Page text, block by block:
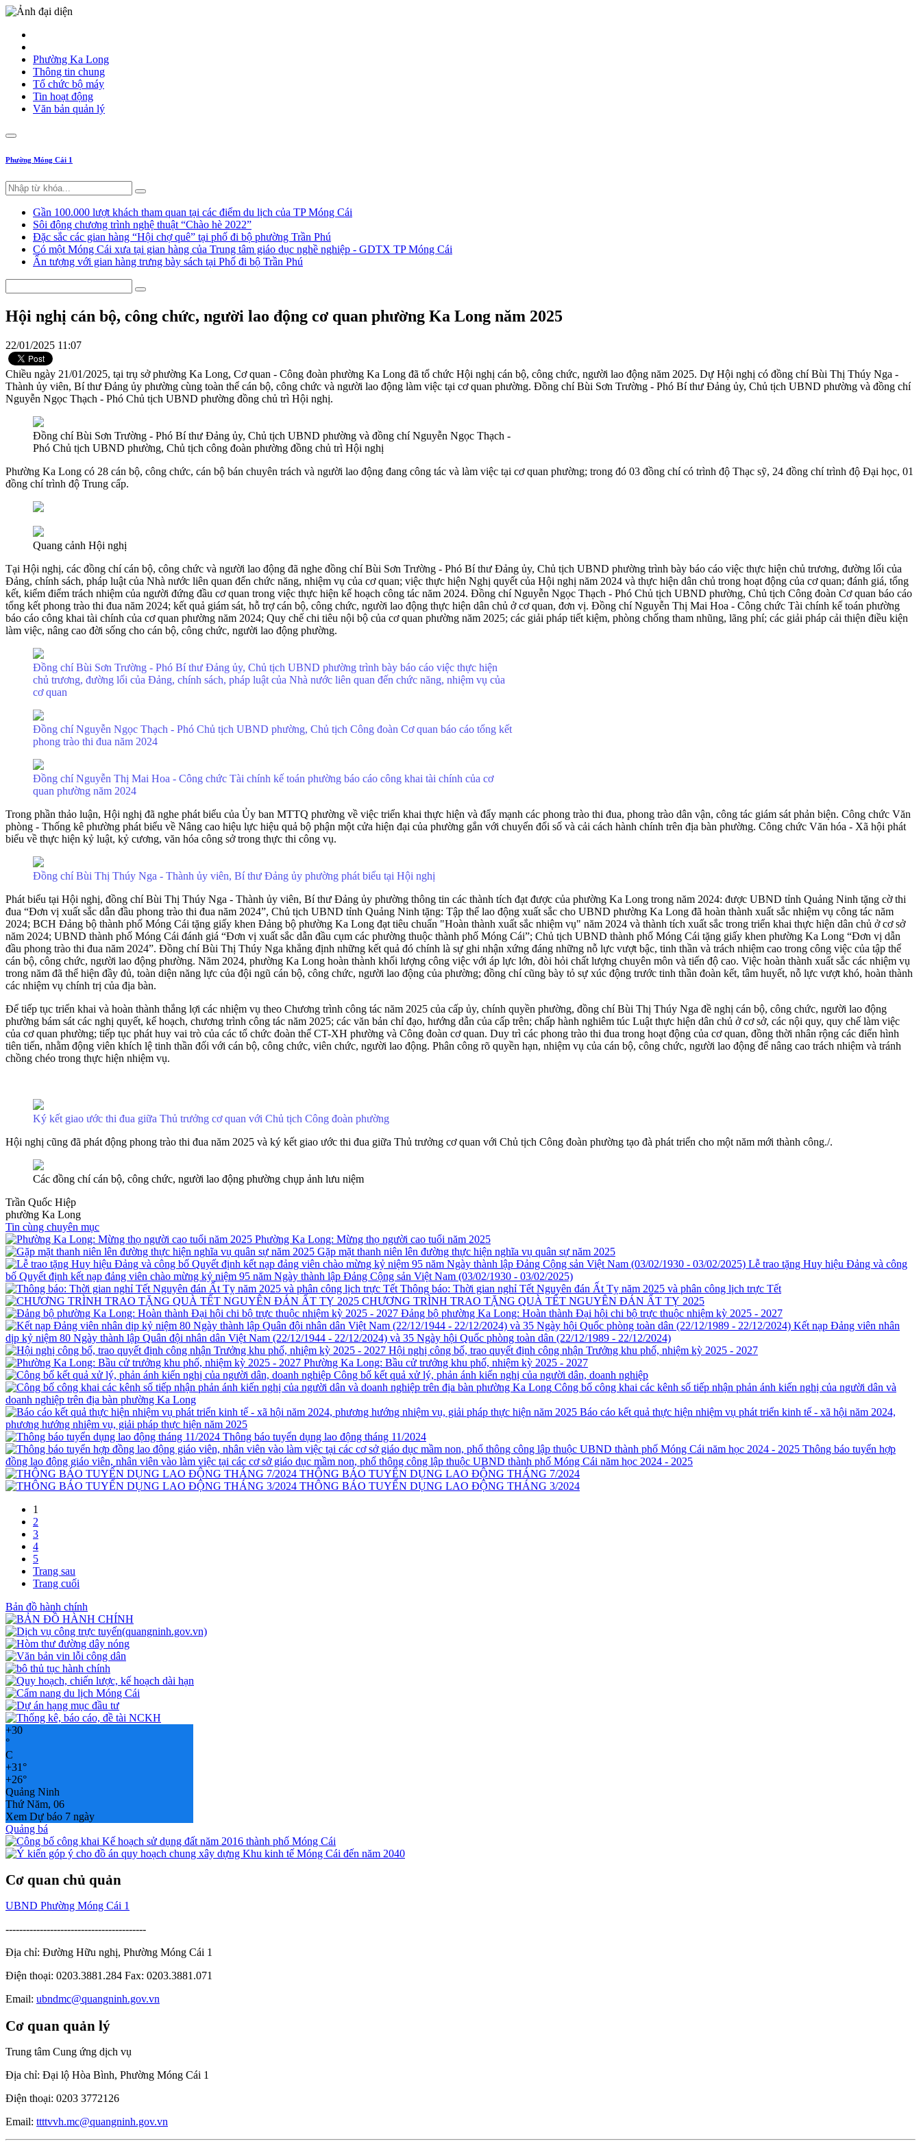
Phường Ka Long
Thông tin chung
Tổ chức bộ máy
Tin hoạt động
Văn bản quản lý
Phường Móng Cái 1
Gần 100.000 lượt khách tham quan tại các điểm du lịch của TP Móng Cái
Sôi động chương trình nghệ thuật “Chào hè 2022”
Đặc sắc các gian hàng “Hội chợ quê” tại phố đi bộ phường Trần Phú
Có một Móng Cái xưa tại gian hàng của Trung tâm giáo dục nghề nghiệp - GDTX TP Móng Cái
Ấn tượng với gian hàng trưng bày sách tại Phố đi bộ Trần Phú
Hội nghị cán bộ, công chức, người lao động cơ quan phường Ka Long năm 2025
22/01/2025 11:07
Chiều ngày 21/01/2025, tại trụ sở phường Ka Long, Cơ quan - Công đoàn phường Ka Long đã tổ chức Hội nghị cán bộ, công chức, người lao động năm 2025. Dự Hội nghị có đồng chí Bùi Thị Thúy Nga -
Thành ủy viên, Bí thư Đảng ủy phường cùng toàn thể cán bộ, công chức và người lao động làm việc tại cơ quan phường. Đồng chí Bùi Sơn Trường - Phó Bí thư Đảng ủy, Chủ tịch UBND phường và đồng chí
Nguyễn Ngọc Thạch - Phó Chủ tịch UBND phường đồng chủ trì Hội nghị.
Đồng chí Bùi Sơn Trường - Phó Bí thư Đảng ủy, Chủ tịch UBND phường và đồng chí Nguyễn Ngọc Thạch -
Phó Chủ tịch UBND phường, Chủ tịch công đoàn phường đồng chủ trì Hội nghị
Phường Ka Long có 28 cán bộ, công chức, cán bộ bán chuyên trách và người lao động đang công tác và làm việc tại cơ quan phường; trong đó 03 đồng chí có trình độ Thạc sỹ, 24 đồng chí trình độ Đại học, 01
đồng chí trình độ Trung cấp.
Quang cảnh Hội nghị
Tại Hội nghị, các đồng chí cán bộ, công chức và người lao động đã nghe đồng chí Bùi Sơn Trường - Phó Bí thư Đảng ủy, Chủ tịch UBND phường trình bày báo cáo việc thực hiện chủ trương, đường lối của
Đảng, chính sách, pháp luật của Nhà nước liên quan đến chức năng, nhiệm vụ của cơ quan; việc thực hiện Nghị quyết của Hội nghị năm 2024 và thực hiện dân chủ trong hoạt động của cơ quan; đánh giá, tổng
kết, kiểm điểm trách nhiệm của người đứng đầu cơ quan trong việc thực hiện kế hoạch công tác năm 2024. Đồng chí Nguyễn Ngọc Thạch - Phó Chủ tịch UBND phường, Chủ tịch Công đoàn Cơ quan báo cáo
tổng kết phong trào thi đua năm 2024; kết quả giám sát, hỗ trợ cán bộ, công chức, người lao động thực hiện dân chủ ở cơ quan, đơn vị. Đồng chí Nguyễn Thị Mai Hoa - Công chức Tài chính kế toán phường
báo cáo công khai tài chính của cơ quan phường năm 2024; Quy chế chi tiêu nội bộ của cơ quan phường năm 2025; các giải pháp tiết kiệm, phòng chống tham nhũng, lãng phí; các giải pháp cải thiện điều kiện
làm việc, nâng cao đời sống cho cán bộ, công chức, người lao động phường.
Đồng chí Bùi Sơn Trường - Phó Bí thư Đảng ủy, Chủ tịch UBND phường trình bày báo cáo việc thực hiện
chủ trương, đường lối của Đảng, chính sách, pháp luật của Nhà nước liên quan đến chức năng, nhiệm vụ của
cơ quan
Đồng chí Nguyễn Ngọc Thạch - Phó Chủ tịch UBND phường, Chủ tịch Công đoàn Cơ quan báo cáo tổng kết
phong trào thi đua năm 2024
Đồng chí Nguyễn Thị Mai Hoa - Công chức Tài chính kế toán phường báo cáo công khai tài chính của cơ
quan phường năm 2024
Trong phần thảo luận, Hội nghị đã nghe phát biểu của Ủy ban MTTQ phường về việc triển khai thực hiện và đẩy mạnh các phong trào thi đua, phong trào dân vận, công tác giám sát phản biện. Công chức Văn
phòng - Thống kê phường phát biểu về Nâng cao hiệu lực hiệu quả bộ phận một cửa hiện đại của phường gắn với chuyển đổi số và cải cách hành chính trên địa bàn phường. Công chức Văn hóa - Xã hội phát
biểu về thực hiện kỷ luật, kỷ cương, văn hóa công sở trong thực thi công vụ.
Đồng chí Bùi Thị Thúy Nga - Thành ủy viên, Bí thư Đảng ủy phường phát biểu tại Hội nghị
Phát biểu tại Hội nghị, đồng chí Bùi Thị Thúy Nga - Thành ủy viên, Bí thư Đảng ủy phường thông tin các thành tích đạt được của phường Ka Long trong năm 2024: được UBND tỉnh Quảng Ninh tặng cờ thi
đua “Đơn vị xuất sắc dẫn đầu phong trào thi đua năm 2024”, Chủ tịch UBND tỉnh Quảng Ninh tặng: Tập thể lao động xuất sắc cho UBND phường Ka Long đã hoàn thành xuất sắc nhiệm vụ công tác năm
2024; BCH Đảng bộ thành phố Móng Cái tặng giấy khen Đảng bộ phường Ka Long đạt tiêu chuẩn "Hoàn thành xuất sắc nhiệm vụ" năm 2024 và thành tích xuất sắc trong triển khai thực hiện dân chủ ở cơ sở
năm 2024; UBND thành phố Móng Cái đánh giá “Đơn vị xuất sắc dẫn đầu cụm các phường thuộc thành phố Móng Cái”; Chủ tịch UBND thành phố Móng Cái tặng giấy khen phường Ka Long “Đơn vị dẫn
đầu phong trào thi đua năm 2024”. Đồng chí Bùi Thị Thúy Nga khẳng định những kết quả đó chính là sự ghi nhận xứng đáng những nỗ lực vượt bậc, tinh thần và trách nhiệm cao trong công việc của tập thể
cán bộ, công chức, người lao động phường. Năm 2024, phường Ka Long hoàn thành khối lượng công việc với áp lực lớn, đòi hỏi chất lượng chuyên môn và tiến độ cao. Việc hoàn thành xuất sắc các nhiệm vụ
trong năm đã thể hiện đầy đủ, toàn diện năng lực của đội ngũ cán bộ, công chức, người lao động của phường; đồng chí cũng bày tỏ sự xúc động trước tinh thần đoàn kết, tâm huyết, nỗ lực vượt khó, hoàn thành
các nhiệm vụ chính trị của địa bàn.
Để tiếp tục triển khai và hoàn thành thắng lợi các nhiệm vụ theo Chương trình công tác năm 2025 của cấp ủy, chính quyền phường, đồng chí Bùi Thị Thúy Nga đề nghị cán bộ, công chức, người lao động
phường bám sát các nghị quyết, kế hoạch, chương trình công tác năm 2025; các văn bản chỉ đạo, hướng dẫn của cấp trên; chấp hành nghiêm túc Luật thực hiện dân chủ ở cơ sở, các nội quy, quy chế làm việc
của cơ quan phường; tiếp tục phát huy vai trò của các tổ chức đoàn thể CT-XH phường và Công đoàn cơ quan. Duy trì các phong trào thi đua trong hoạt động của cơ quan, đồng thời nhân rộng các điển hình
tiên tiến, nhằm động viên khích lệ tinh thần đối với cán bộ, công chức, viên chức, người lao động. Phân công rõ quyền hạn, nhiệm vụ của cán bộ, công chức, người lao động để nâng cao trách nhiệm và tránh
chồng chéo trong thực hiện nhiệm vụ.
Ký kết giao ước thi đua giữa Thủ trưởng cơ quan với Chủ tịch Công đoàn phường
Hội nghị cũng đã phát động phong trào thi đua năm 2025 và ký kết giao ước thi đua giữa Thủ trưởng cơ quan với Chủ tịch Công đoàn phường tạo đà phát triển cho một năm mới thành công./.
Các đồng chí cán bộ, công chức, người lao động phường chụp ảnh lưu niệm
Trần Quốc Hiệp
phường Ka Long
Tin cùng chuyên mục
Phường Ka Long: Mừng thọ người cao tuổi năm 2025
Gặp mặt thanh niên lên đường thực hiện nghĩa vụ quân sự năm 2025
Lễ trao tặng Huy hiệu Đảng và công
bố Quyết định kết nạp đảng viên chào mừng kỷ niệm 95 năm Ngày thành lập Đảng Cộng sản Việt Nam (03/02/1930 - 03/02/2025)
Thông báo: Thời gian nghỉ Tết Nguyên đán Ất Tỵ năm 2025 và phân công lịch trực Tết
CHƯƠNG TRÌNH TRAO TẶNG QUÀ TẾT NGUYÊN ĐÁN ẤT TỴ 2025
Đảng bộ phường Ka Long: Hoàn thành Đại hội chi bộ trực thuộc nhiệm kỳ 2025 - 2027
Kết nạp Đảng viên nhân
dịp kỷ niệm 80 Ngày thành lập Quân đội nhân dân Việt Nam (22/12/1944 - 22/12/2024) và 35 Ngày hội Quốc phòng toàn dân (22/12/1989 - 22/12/2024)
Hội nghị công bố, trao quyết định công nhận Trưởng khu phố, nhiệm kỳ 2025 - 2027
Phường Ka Long: Bầu cử trưởng khu phố, nhiệm kỳ 2025 - 2027
Công bố kết quả xử lý, phản ánh kiến nghị của người dân, doanh nghiệp
Công bố công khai các kênh số tiếp nhận phản ánh kiến nghị của người dân và
doanh nghiệp trên địa bàn phường Ka Long
Báo cáo kết quả thực hiện nhiệm vụ phát triển kinh tế - xã hội năm 2024,
phương hướng nhiệm vụ, giải pháp thực hiện năm 2025
Thông báo tuyển dụng lao động tháng 11/2024
Thông báo tuyển hợp
đồng lao động giáo viên, nhân viên vào làm việc tại các cơ sở giáo dục mầm non, phổ thông công lập thuộc UBND thành phố Móng Cái năm học 2024 - 2025
THÔNG BÁO TUYỂN DỤNG LAO ĐỘNG THÁNG 7/2024
THÔNG BÁO TUYỂN DỤNG LAO ĐỘNG THÁNG 3/2024
1
2
3
4
5
Trang sau
Trang cuối
Bản đồ hành chính
+30
°
C
+31°
+26°
Quảng Ninh
Thứ Năm, 06
Xem Dự báo 7 ngày
Quảng bá
Cơ quan chủ quản
UBND Phường Móng Cái 1
-----------------------------------------
Địa chỉ: Đường Hữu nghị, Phường Móng Cái 1
Điện thoại: 0203.3881.284 Fax: 0203.3881.071
Email: ubndmc@quangninh.gov.vn
Cơ quan quản lý
Trung tâm Cung ứng dịch vụ
Địa chỉ: Đại lộ Hòa Bình, Phường Móng Cái 1
Điện thoại: 0203 3772126
Email: ttttvvh.mc@quangninh.gov.vn